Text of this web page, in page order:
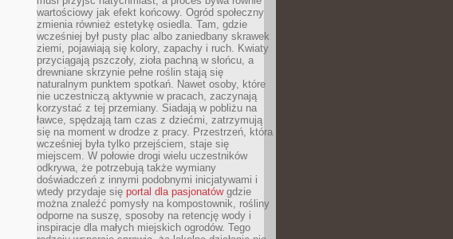
wartościowy jak efekt końcowy. Ogród społeczny
zmienia również estetykę osiedla. Tam, gdzie
wcześniej był pusty plac albo zaniedbany skrawek
ziemi, pojawiają się kolory, zapachy i ruch. Kwiaty
przyciągają pszczoły, zioła pachną w słońcu, a
drewniane skrzynie pełne roślin stają się
naturalnym punktem spotkań. Nawet osoby, które
nie uczestniczą aktywnie w pracach, zaczynają
korzystać z tej przemiany. Siadają w pobliżu na
ławce, spędzają tam czas z dziećmi, zatrzymują
się na moment w drodze z pracy. Przestrzeń, która
wcześniej była tylko przejściem, staje się
miejscem. W połowie drogi wielu uczestników
odkrywa, że potrzebują także wymiany
doświadczeń z innymi podobnymi inicjatywami i
wtedy przydaje się portal dla pasjonatówgdzie
można znaleźć pomysły na kompostownik, rośliny
odporne na suszę, sposoby na retencję wody i
inspiracje dla małych miejskich ogrodów. Tego